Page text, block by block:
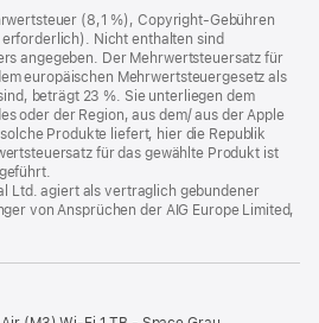
(8,1 %), Copyright-Gebühren
Nicht enthalten sind
angegeben. Der Mehrwertsteuersatz für
europäischen Mehrwertsteuergesetz als
beträgt 23 %. Sie unterliegen dem
oder der Region, aus dem/ aus der Apple
Produkte liefert, hier die Republik
für das gewählte Produkt ist
Ltd. agiert als vertraglich gebundener
von Ansprüchen der AIG Europe Limited,